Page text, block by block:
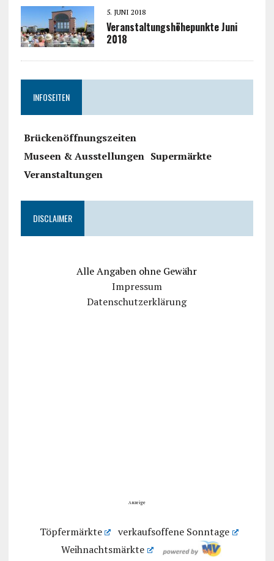
5. JUNI 2018
Veranstaltungshöhepunkte Juni
2018
INFOSEITEN
Brückenöffnungszeiten
Museen & Ausstellungen Supermärkte
Veranstaltungen
DISCLAIMER
Alle Angaben ohne Gewähr
Impressum
Datenschutzerklärung
Anzeige
Töpfermärkte
verkaufsoffene Sonntage
Weihnachtsmärkte